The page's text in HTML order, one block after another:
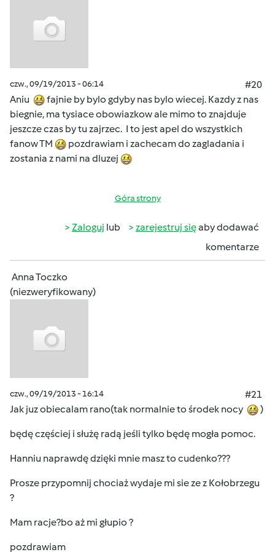
czw., 09/19/2013 - 06:14
#20
Aniu
fajnie by bylo gdyby nas bylo wiecej. Kazdy z nas
biegnie, ma tysiace obowiazkow ale mimo to znajduje
jeszcze czas by tu zajrzec. I to jest apel do wszystkich
fanow TM
pozdrawiam i zachecam do zagladania i
zostania z nami na dluzej
Góra strony
Zaloguj lub zarejestruj sięaby dodawać
komentarze
Anna Toczko
(niezweryfikowany)
czw., 09/19/2013 - 16:14
#21
Jak juz obiecalam rano(tak normalnie to środek nocy
)
będę częściej i służę radą jeśli tylko będę mogła pomoc.
Hanniu naprawdę dzięki mnie masz to cudenko???
Prosze przypomnij chociaż wydaje mi sie ze z Kołobrzegu
?
Mam racje?bo aż mi głupio ?
pozdrawiam